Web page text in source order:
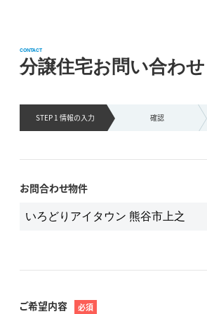
分譲住宅お問い合わせ
CONTACT
STEP 1 情報の入力 確認
お問合わせ物件
ご希望内容 必須